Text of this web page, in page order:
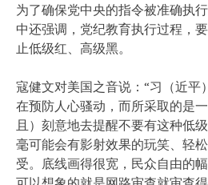
为了确保党中央的指令被准确执
中还强调，党纪教育执行过程，
止低级红、高级黑。
寇健文对美国之音说：“习（近平
在预防人心骚动，而所采取的是
且）刻意地去提醒不要有这种低
毫可能会有影射效果的玩笑、轻
受。底线画得很宽，民众自由的